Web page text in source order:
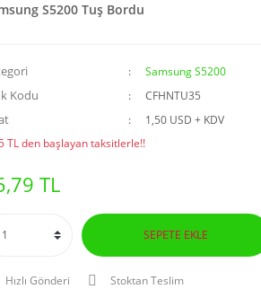
S5200 Tuş Bordu
Samsung S5200
Kodu CFHNTU35
1,50 USD + KDV
TL den başlayan taksitlerle!!
TL
SEPETE EKLE
Hızlı Gönderi Stoktan Teslim